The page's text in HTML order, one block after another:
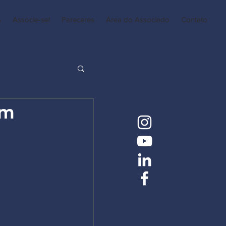
Associe-se! Pareceres Área do Associado Contato